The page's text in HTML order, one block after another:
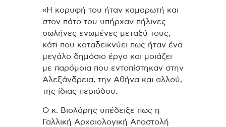
«Η κορυφή του ήταν καμαρωτή και
στον πάτο του υπήρχαν πήλινες
σωλήνες ενωμένες μεταξύ τους,
κάτι που καταδεικνύει πως ήταν ένα
μεγάλο δημόσιο έργο και μοιάζει
με παρόμοια που εντοπίστηκαν στην
Αλεξάνδρεια, την Αθήνα και αλλού,
της ίδιας περιόδου.
Ο κ. Βιολάρης υπέδειξε πως η
Γαλλική Αρχαιολογική Αποστολή